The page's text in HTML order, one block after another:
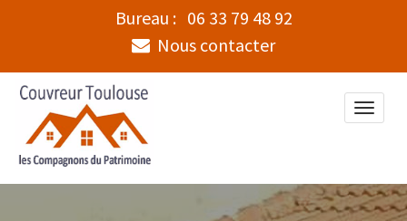
Bureau : 06 33 79 48 92
Nous contacter
Toggle